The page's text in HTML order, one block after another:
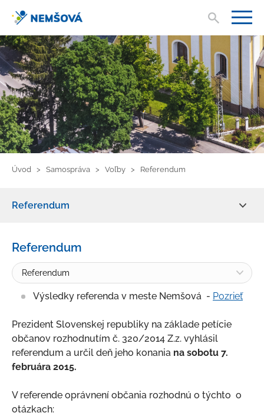
Úvod Samospráva Voľby Referendum
Referendum
Mestské zastupiteľstvo
Komisie MsZ
Výbory mestských častí
Mestský úrad
Všeobecne záväzné nariadenia
Voľby do orgánov samosprávy obcí - SPOJENÉ
VOĽBY
Referendum
Referendum
Výsledky referenda v meste Nemšová - Pozrieť
Prezident Slovenskej republiky na základe petície
občanov rozhodnutím č. 320/2014 Z.z. vyhlásil
referendum a určil deň jeho konania na sobotu 7.
februára 2015.
V referende oprávnení občania rozhodnú o týchto o
otázkach: